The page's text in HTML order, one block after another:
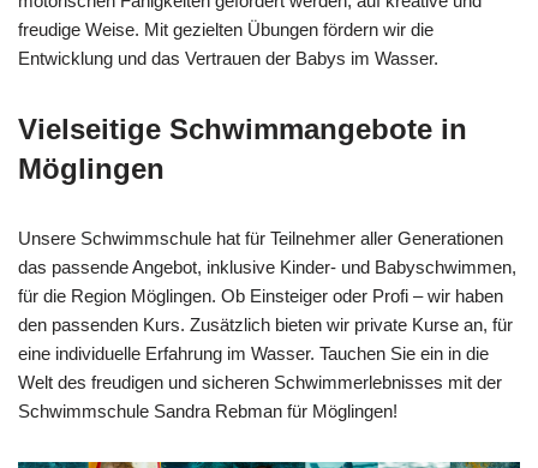
freudige Weise. Mit gezielten Übungen fördern wir die
Entwicklung und das Vertrauen der Babys im Wasser.
Vielseitige Schwimmangebote in
Möglingen
Unsere Schwimmschule hat für Teilnehmer aller Generationen
das passende Angebot, inklusive Kinder- und Babyschwimmen,
für die Region Möglingen. Ob Einsteiger oder Profi – wir haben
den passenden Kurs. Zusätzlich bieten wir private Kurse an, für
eine individuelle Erfahrung im Wasser. Tauchen Sie ein in die
Welt des freudigen und sicheren Schwimmerlebnisses mit der
Schwimmschule Sandra Rebman für Möglingen!